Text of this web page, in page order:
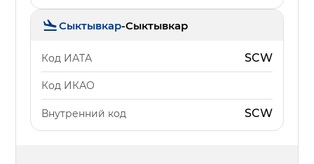
Сыктывкар-Сыктывкар
Код ИАТА SCW
Код ИКАО
Внутренний код SCW